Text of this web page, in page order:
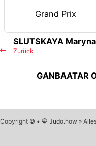
Grand Prix
Zurück
SLUTSKAYA
GANBAATAR
Copyright © • 🥋 Judo.how »